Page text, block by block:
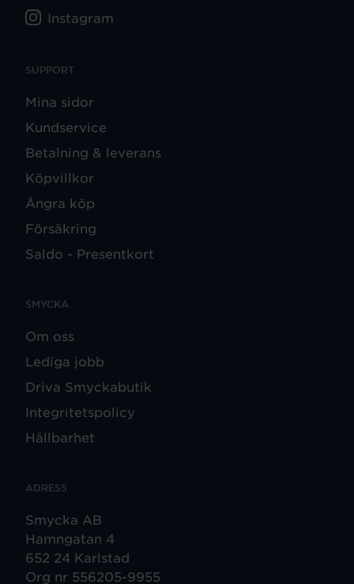
SUPPORT
Mina sidor
Kundservice
Betalning & leverans
Köpvillkor
Ångra köp
Försäkring
Saldo - Presentkort
SMYCKA
Om oss
Lediga jobb
Driva Smyckabutik
Integritetspolicy
Hållbarhet
ADRESS
Smycka AB
Hamngatan 4
652 24 Karlstad
Org nr 556205-9955
Instagram